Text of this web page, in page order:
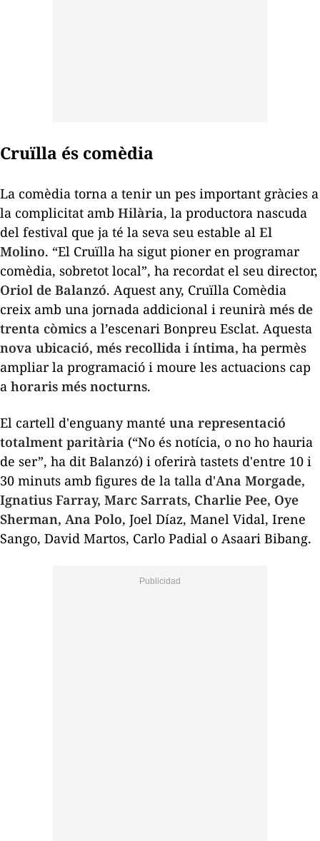
Cruïlla és comèdia
La comèdia torna a tenir un pes important gràcies a
la complicitat amb Hilària, la productora nascuda
del festival que ja té la seva seu estable al El
Molino. “El Cruïlla ha sigut pioner en programar
comèdia, sobretot local”, ha recordat el seu director,
Oriol de Balanzó. Aquest any, Cruïlla Comèdia
creix amb una jornada addicional i reunirà més de
trenta còmics a l’escenari Bonpreu Esclat. Aquesta
nova ubicació, més recollida i íntima, ha permès
ampliar la programació i moure les actuacions cap
a horaris més nocturns.
El cartell d'enguany manté una representació
totalment paritària (“No és notícia, o no ho hauria
de ser”, ha dit Balanzó) i oferirà tastets d'entre 10 i
30 minuts amb figures de la talla d'Ana Morgade,
Ignatius Farray, Marc Sarrats, Charlie Pee, Oye
Sherman, Ana Polo, Joel Díaz, Manel Vidal, Irene
Sango, David Martos, Carlo Padial o Asaari Bibang.